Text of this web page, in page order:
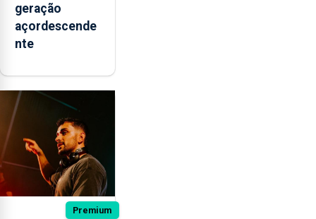
geração
açordescende
nte
Premium